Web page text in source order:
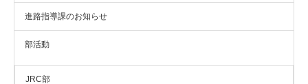
進路指導課のお知らせ
部活動
JRC部